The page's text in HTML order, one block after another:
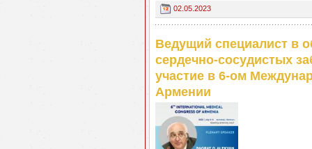
02.05.2023
Ведущий специалист в
сердечно-сосудистых
участие в 6-ом
Армении